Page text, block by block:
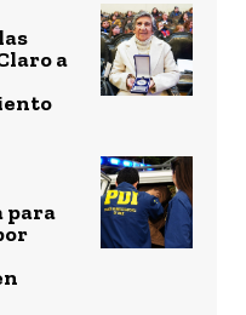
a
para